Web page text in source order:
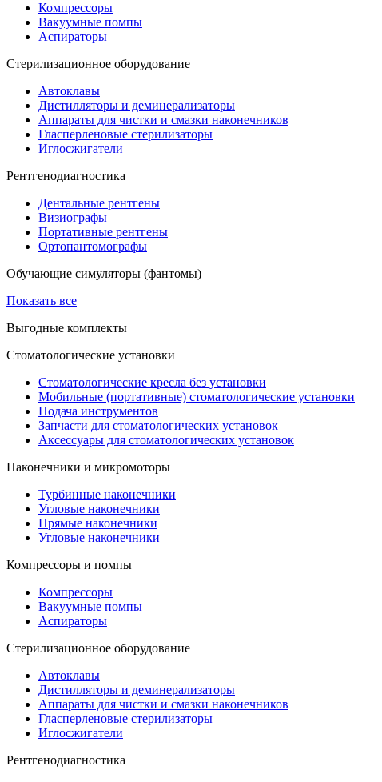
Компрессоры
Вакуумные помпы
Аспираторы
Стерилизационное оборудование
Автоклавы
Дистилляторы и деминерализаторы
Аппараты для чистки и смазки наконечников
Гласперленовые стерилизаторы
Иглосжигатели
Рентгенодиагностика
Дентальные рентгены
Визиографы
Портативные рентгены
Ортопантомографы
Обучающие симуляторы (фантомы)
Показать все
Выгодные комплекты
Стоматологические установки
Стоматологические кресла без установки
Мобильные (портативные) стоматологические установки
Подача инструментов
Запчасти для стоматологических установок
Аксессуары для стоматологических установок
Наконечники и микромоторы
Турбинные наконечники
Угловые наконечники
Прямые наконечники
Угловые наконечники
Компрессоры и помпы
Компрессоры
Вакуумные помпы
Аспираторы
Стерилизационное оборудование
Автоклавы
Дистилляторы и деминерализаторы
Аппараты для чистки и смазки наконечников
Гласперленовые стерилизаторы
Иглосжигатели
Рентгенодиагностика